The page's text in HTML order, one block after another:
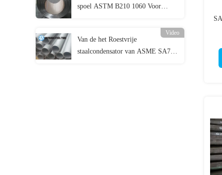
spoel ASTM B210 1060 Voor
Video
Van de het Roestvrije
staalcondensator van ASME SA790